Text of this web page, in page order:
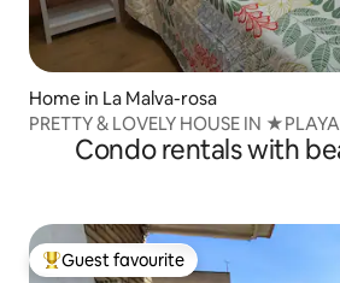
Home in La Malva-rosa
PRETTY & LOVELY HOUSE IN
Condo rentals with
Top guest favourite
Guest favourite